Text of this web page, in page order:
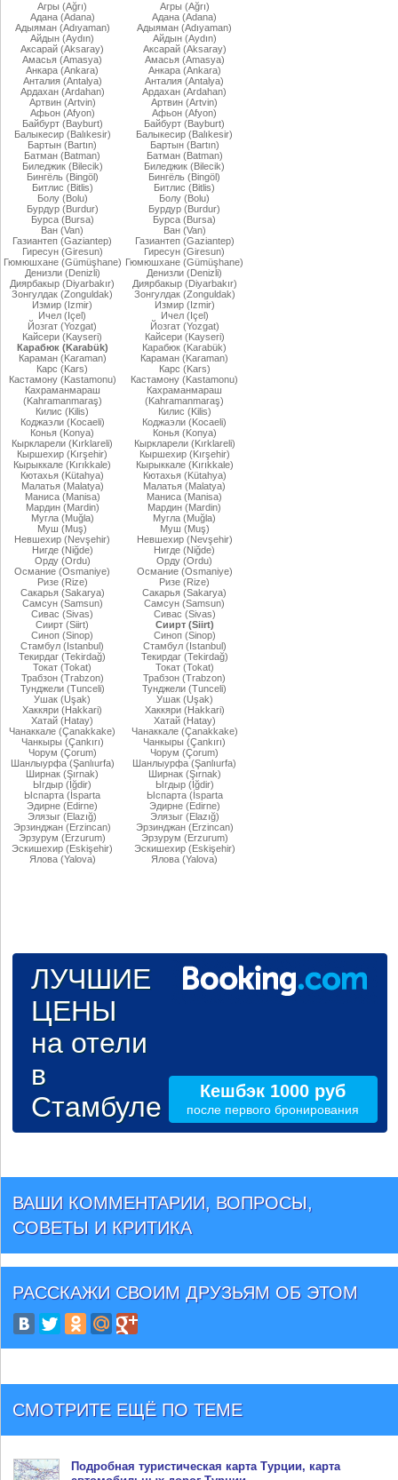
Агры (Ağrı)
Адана (Adana)
Адыяман (Adıyaman)
Айдын (Aydın)
Аксарай (Aksaray)
Амасья (Amasya)
Анкара (Ankara)
Анталия (Antalya)
Ардахан (Ardahan)
Артвин (Artvin)
Афьон (Afyon)
Байбурт (Bayburt)
Балыкесир (Balıkesir)
Бартын (Bartın)
Батман (Batman)
Биледжик (Bilecik)
Бингёль (Bingöl)
Битлис (Bitlis)
Болу (Bolu)
Бурдур (Burdur)
Бурса (Bursa)
Ван (Van)
Газиантеп (Gaziantep)
Гиресун (Giresun)
Гюмюшхане (Gümüşhane)
Денизли (Denizli)
Диярбакыр (Diyarbakır)
Зонгулдак (Zonguldak)
Измир (Izmir)
Ичел (Içel)
Йозгат (Yozgat)
Кайсери (Kayseri)
Карабюк (Karabük)
Караман (Karaman)
Карс (Kars)
Кастамону (Kastamonu)
Кахраманмараш
(Kahramanmaraş)
Килис (Kilis)
Коджаэли (Kocaeli)
Конья (Konya)
Кыркларели (Kırklareli)
Кыршехир (Kırşehir)
Кырыккале (Kırıkkale)
Кютахья (Kütahya)
Малатья (Malatya)
Маниса (Manisa)
Мардин (Mardin)
Мугла (Muğla)
Муш (Muş)
Невшехир (Nevşehir)
Нигде (Niğde)
Орду (Ordu)
Османие (Osmaniye)
Ризе (Rize)
Сакарья (Sakarya)
Самсун (Samsun)
Сивас (Sivas)
Сиирт (Siirt)
Синоп (Sinop)
Стамбул (Istanbul)
Текирдаг (Tekirdağ)
Токат (Tokat)
Трабзон (Trabzon)
Тунджели (Tunceli)
Ушак (Uşak)
Хаккяри (Hakkari)
Хатай (Hatay)
Чанаккале (Çanakkake)
Чанкыры (Çankırı)
Чорум (Çorum)
Шанлыурфа (Şanlıurfa)
Ширнак (Şırnak)
Ыгдыр (Iğdir)
Ыспарта (İsparta
Эдирне (Edirne)
Элязыг (Elazığ)
Эрзинджан (Erzincan)
Эрзурум (Erzurum)
Эскишехир (Eskişehir)
Ялова (Yalova)
Агры (Ağrı)
Адана (Adana)
Адыяман (Adıyaman)
Айдын (Aydın)
Аксарай (Aksaray)
Амасья (Amasya)
Анкара (Ankara)
Анталия (Antalya)
Ардахан (Ardahan)
Артвин (Artvin)
Афьон (Afyon)
Байбурт (Bayburt)
Балыкесир (Balıkesir)
Бартын (Bartın)
Батман (Batman)
Биледжик (Bilecik)
Бингёль (Bingöl)
Битлис (Bitlis)
Болу (Bolu)
Бурдур (Burdur)
Бурса (Bursa)
Ван (Van)
Газиантеп (Gaziantep)
Гиресун (Giresun)
Гюмюшхане (Gümüşhane)
Денизли (Denizli)
Диярбакыр (Diyarbakır)
Зонгулдак (Zonguldak)
Измир (Izmir)
Ичел (Içel)
Йозгат (Yozgat)
Кайсери (Kayseri)
Карабюк (Karabük)
Караман (Karaman)
Карс (Kars)
Кастамону (Kastamonu)
Кахраманмараш
(Kahramanmaraş)
Килис (Kilis)
Коджаэли (Kocaeli)
Конья (Konya)
Кыркларели (Kırklareli)
Кыршехир (Kırşehir)
Кырыккале (Kırıkkale)
Кютахья (Kütahya)
Малатья (Malatya)
Маниса (Manisa)
Мардин (Mardin)
Мугла (Muğla)
Муш (Muş)
Невшехир (Nevşehir)
Нигде (Niğde)
Орду (Ordu)
Османие (Osmaniye)
Ризе (Rize)
Сакарья (Sakarya)
Самсун (Samsun)
Сивас (Sivas)
Сиирт (Siirt)
Синоп (Sinop)
Стамбул (Istanbul)
Текирдаг (Tekirdağ)
Токат (Tokat)
Трабзон (Trabzon)
Тунджели (Tunceli)
Ушак (Uşak)
Хаккяри (Hakkari)
Хатай (Hatay)
Чанаккале (Çanakkake)
Чанкыры (Çankırı)
Чорум (Çorum)
Шанлыурфа (Şanlıurfa)
Ширнак (Şırnak)
Ыгдыр (Iğdir)
Ыспарта (İsparta
Эдирне (Edirne)
Элязыг (Elazığ)
Эрзинджан (Erzincan)
Эрзурум (Erzurum)
Эскишехир (Eskişehir)
Ялова (Yalova)
ЛУЧШИЕ
ЦЕНЫ
на отели
в
Стамбуле
Кешбэк 1000 руб
после первого бронирования
ВАШИ КОММЕНТАРИИ, ВОПРОСЫ,
СОВЕТЫ И КРИТИКА
РАССКАЖИ СВОИМ ДРУЗЬЯМ ОБ ЭТОМ
СМОТРИТЕ ЕЩЁ ПО ТЕМЕ
Подробная туристическая карта Турции, карта